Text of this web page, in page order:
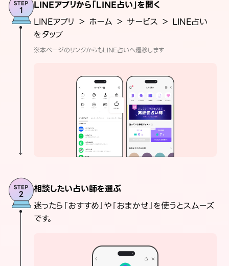
LINEアプリから「LINE占い」を開く
LINEアプリ ＞ ホーム ＞ サービス ＞ LINE占い
をタップ
※本ページのリンクからもLINE占いへ遷移します
相談したい占い師を選ぶ
迷ったら「おすすめ」や「おまかせ」を使うとスムーズ
です。